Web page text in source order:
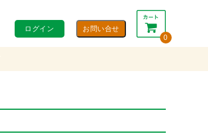
ログイン
0
カートを見る・注文する